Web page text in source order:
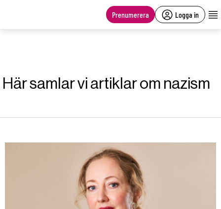
Prenumerera Logga in
Här samlar vi artiklar om nazism